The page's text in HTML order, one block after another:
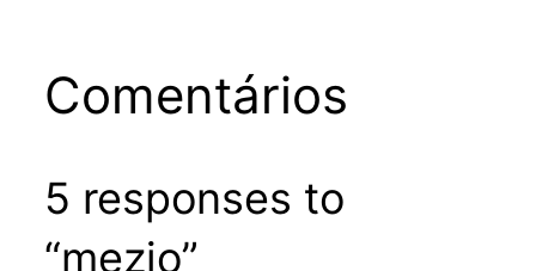
Comentários
5 responses to
“mezio”